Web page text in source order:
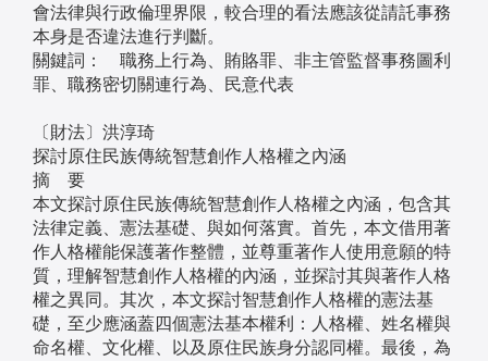
會法律與行政倫理界限，較合理的看法應該從請託事務
本身是否違法進行判斷。
關鍵詞： 職務上行為、賄賂罪、非主管監督事務圖利
罪、職務密切關連行為、民意代表
〔財法〕洪淳琦
探討原住民族傳統智慧創作人格權之內涵
摘 要
本文探討原住民族傳統智慧創作人格權之內涵，包含其
法律定義、憲法基礎、與如何落實。首先，本文借用著
作人格權能保護著作整體，並尊重著作人使用意願的特
質，理解智慧創作人格權的內涵，並探討其與著作人格
權之異同。其次，本文探討智慧創作人格權的憲法基
礎，至少應涵蓋四個憲法基本權利：人格權、姓名權與
命名權、文化權、以及原住民族身分認同權。最後，為